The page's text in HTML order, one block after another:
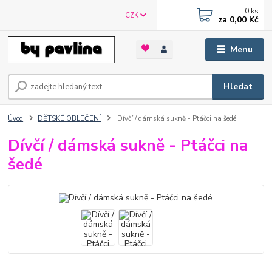
Menu
CZK
Hledat
0 ks
za 0,00 Kč
Úvod DĚTSKÉ OBLEČENÍ Dívčí / dámská sukně - Ptáčci na šedé
Dívčí / dámská sukně - Ptáčci na
šedé